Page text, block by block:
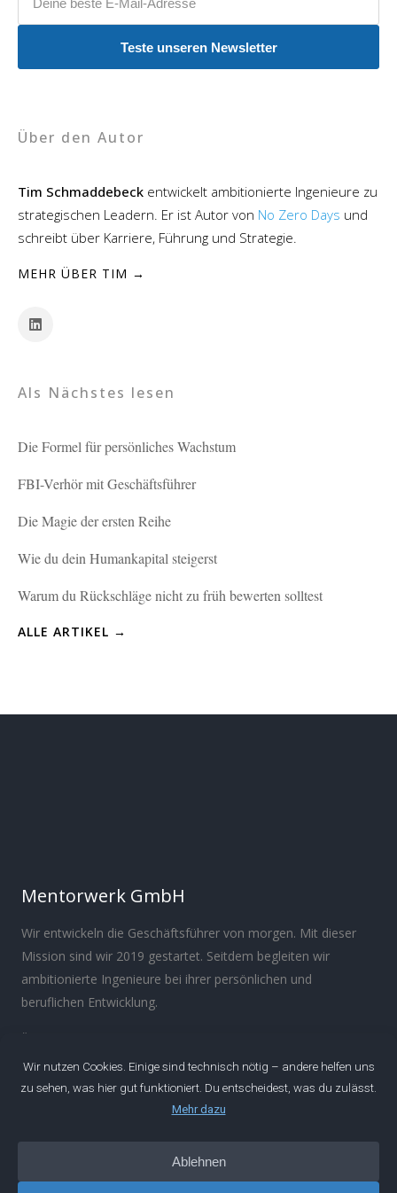
Teste unseren Newsletter
Über den Autor
Tim Schmaddebeck entwickelt ambitionierte Ingenieure zu
strategischen Leadern. Er ist Autor von No Zero Days und
schreibt über Karriere, Führung und Strategie.
MEHR ÜBER TIM →
Als Nächstes lesen
Die Formel für persönliches Wachstum
FBI-Verhör mit Geschäftsführer
Die Magie der ersten Reihe
Wie du dein Humankapital steigerst
Warum du Rückschläge nicht zu früh bewerten solltest
ALLE ARTIKEL →
Mentorwerk GmbH
Wir entwickeln die Geschäftsführer von morgen. Mit dieser
Mission sind wir 2019 gestartet. Seitdem begleiten wir
ambitionierte Ingenieure bei ihrer persönlichen und
beruflichen Entwicklung.
Artikel
Buch